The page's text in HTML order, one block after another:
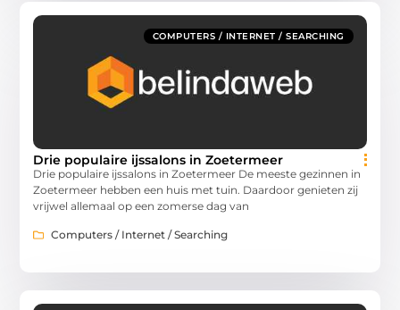
COMPUTERS / INTERNET / SEARCHING
Drie populaire ijssalons in Zoetermeer
Drie populaire ijssalons in Zoetermeer De meeste gezinnen in
Zoetermeer hebben een huis met tuin. Daardoor genieten zij
vrijwel allemaal op een zomerse dag van
Computers / Internet / Searching